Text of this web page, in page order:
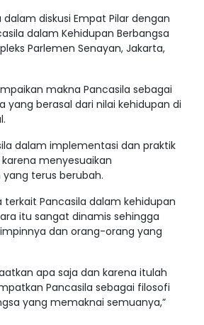
diskusi Empat Pilar dengan
dalam Kehidupan Berbangsa
Parlemen Senayan, Jakarta,
makna Pancasila sebagai
yang berasal dari nilai kehidupan di
dalam implementasi dan praktik
menyesuaikan
terus berubah.
terkait Pancasila dalam kehidupan
itu sangat dinamis sehingga
dan orang-orang yang
apa saja dan karena itulah
Pancasila sebagai filosofi
yang memaknai semuanya,”